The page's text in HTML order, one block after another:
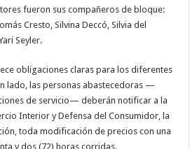
fueron sus compañeros de bloque:
Cresto, Silvina Deccó, Silvia del
Seyler.
obligaciones claras para los diferentes
lado, las personas abastecedoras —
de servicio— deberán notificar a la
Interior y Defensa del Consumidor, la
toda modificación de precios con una
y dos (72) horas corridas.